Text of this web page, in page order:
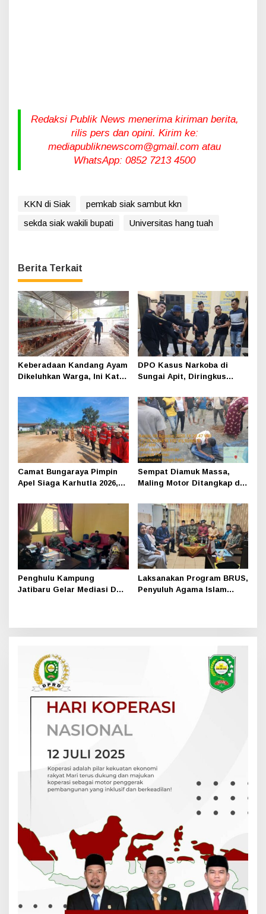
Redaksi Publik News menerima kiriman berita,
rilis pers dan opini. Kirim ke:
mediapubliknewscom@gmail.com atau
WhatsApp: 0852 7213 4500
KKN di Siak
pemkab siak sambut kkn
sekda siak wakili bupati
Universitas hang tuah
Berita Terkait
Keberadaan Kandang Ayam
Dikeluhkan Warga, Ini Kata
Permai Mandiri
DPO Kasus Narkoba di
Sungai Apit, Diringkus
Camat Bungaraya Pimpin
Apel Siaga Karhutla 2026,
Perusahaan dan
Masyarakat Dikuatkan
Sempat Diamuk Massa,
Maling Motor Ditangkap di
Penghulu Kampung
Jatibaru Gelar Mediasi Dua
Laksanakan Program BRUS,
Penyuluh Agama Islam